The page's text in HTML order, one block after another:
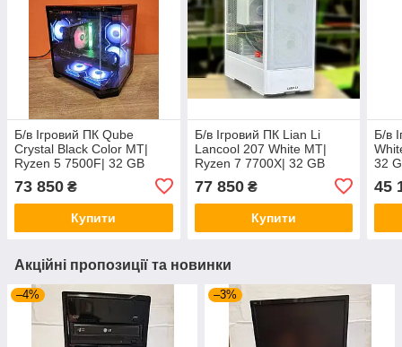
Б/в Ігровий ПК Qube
Crystal Black Color MT|
Ryzen 5 7500F| 32 GB
GeForce RTX 5070 12GB
73 850 ₴
Купити
Б/в Ігровий ПК Lian Li
Lancool 207 White MT|
Ryzen 7 7700X| 32 GB
GeForce RTX 4070 Ti
12GB
77 850₴
Купити
Б/в
32
45
Акційні пропозиції та новинки
–4% –3%